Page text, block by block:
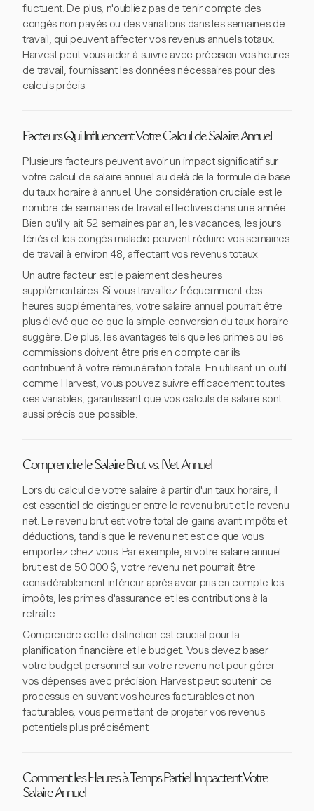
fluctuent. De plus, n'oubliez pas de tenir compte des
congés non payés ou des variations dans les semaines de
travail, qui peuvent affecter vos revenus annuels totaux.
Harvest peut vous aider à suivre avec précision vos heures
de travail, fournissant les données nécessaires pour des
calculs précis.
Facteurs Qui Influencent Votre Calcul de Salaire Annuel
Plusieurs facteurs peuvent avoir un impact significatif sur
votre calcul de salaire annuel au-delà de la formule de base
du taux horaire à annuel. Une considération cruciale est le
nombre de semaines de travail effectives dans une année.
Bien qu'il y ait 52 semaines par an, les vacances, les jours
fériés et les congés maladie peuvent réduire vos semaines
de travail à environ 48, affectant vos revenus totaux.
Un autre facteur est le paiement des heures
supplémentaires. Si vous travaillez fréquemment des
heures supplémentaires, votre salaire annuel pourrait être
plus élevé que ce que la simple conversion du taux horaire
suggère. De plus, les avantages tels que les primes ou les
commissions doivent être pris en compte car ils
contribuent à votre rémunération totale. En utilisant un outil
comme Harvest, vous pouvez suivre efficacement toutes
ces variables, garantissant que vos calculs de salaire sont
aussi précis que possible.
Comprendre le Salaire Brut vs. Net Annuel
Lors du calcul de votre salaire à partir d'un taux horaire, il
est essentiel de distinguer entre le revenu brut et le revenu
net. Le revenu brut est votre total de gains avant impôts et
déductions, tandis que le revenu net est ce que vous
emportez chez vous. Par exemple, si votre salaire annuel
brut est de 50 000 $, votre revenu net pourrait être
considérablement inférieur après avoir pris en compte les
impôts, les primes d'assurance et les contributions à la
retraite.
Comprendre cette distinction est crucial pour la
planification financière et le budget. Vous devez baser
votre budget personnel sur votre revenu net pour gérer
vos dépenses avec précision. Harvest peut soutenir ce
processus en suivant vos heures facturables et non
facturables, vous permettant de projeter vos revenus
potentiels plus précisément.
Comment les Heures à Temps Partiel Impactent Votre
Salaire Annuel